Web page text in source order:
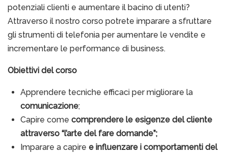
potenziali clienti e aumentare il bacino di utenti?
Attraverso il nostro corso potrete imparare a sfruttare
gli strumenti di telefonia per aumentare le vendite e
incrementare le performance di business.
Obiettivi del corso
Apprendere tecniche efficaci per migliorare la
comunicazione;
Capire come comprendere le esigenze del cliente
attraverso “l’arte del fare domande”;
Imparare a capire e influenzare i comportamenti del